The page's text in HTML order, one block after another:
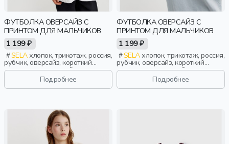
ФУТБОЛКА ОВЕРСАЙЗ С
ПРИНТОМ ДЛЯ МАЛЬЧИКОВ
1 199 ₽
SELAхлопок, трикотаж, россия,
рубчик, оверсайз, короткий
рукав, короткие, свободные,
принт, вырез, круглый вырез,
мальчики, детиПодробнее
ФУТБОЛКА ОВЕРСАЙЗ С
ПРИНТОМ ДЛЯ МАЛЬЧИКОВ
1 199 ₽
SELAхлопок, трикотаж, россия,
рубчик, оверсайз, короткий
рукав, короткие, свободные,
принт, вырез, круглый вырез,
мальчики, детиПодробнее